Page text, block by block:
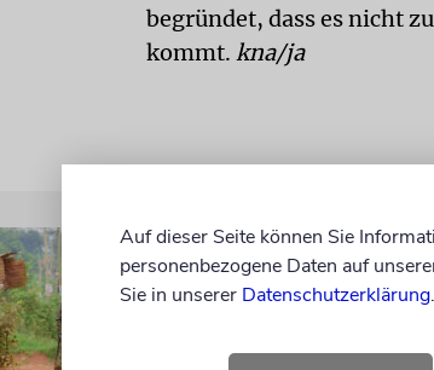
begründet, dass es nicht
kommt. kna/ja
Auf dieser Seite können Sie
personenbezogene Daten auf
Sie in unserer Datenschutzerklärung.